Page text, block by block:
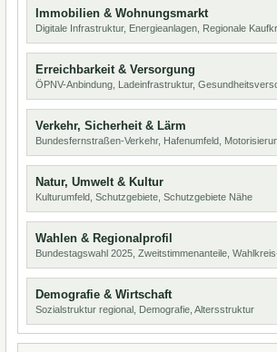
Immobilien & Wohnungsmarkt
Digitale Infrastruktur, Energieanlagen, Regionale
Erreichbarkeit & Versorgung
ÖPNV-Anbindung, Ladeinfrastruktur,
Verkehr, Sicherheit & Lärm
Bundesfernstraßen-Verkehr, Hafenumfeld,
Natur, Umwelt & Kultur
Kulturumfeld, Schutzgebiete, Schutzgebiete Nähe
Wahlen & Regionalprofil
Bundestagswahl 2025, Zweitstimmenanteile,
Demografie & Wirtschaft
Sozialstruktur regional, Demografie, Altersstruktur